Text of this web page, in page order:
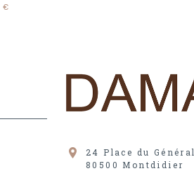
24 Place du
80500 Montdidier